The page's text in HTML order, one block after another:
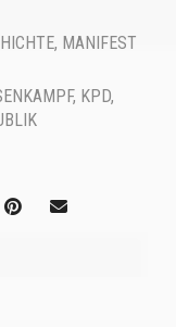
, MANIFEST
, KPD,